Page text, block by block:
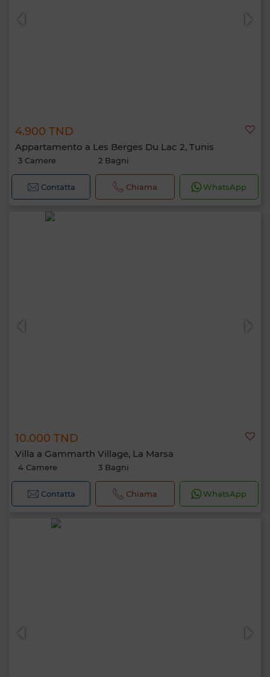
4.900 TND
Appartamento a Les Berges Du Lac 2, Tunis
3 Camere 2 Bagni
Contatta Chiama WhatsApp
10.000 TND
Villa a Gammarth Village, La Marsa
4 Camere 3 Bagni
Contatta Chiama WhatsApp